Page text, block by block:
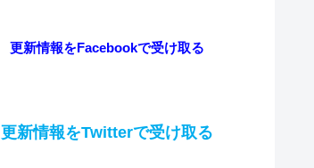
更新情報をFacebookで受け取る
更新情報をTwitterで受け取る